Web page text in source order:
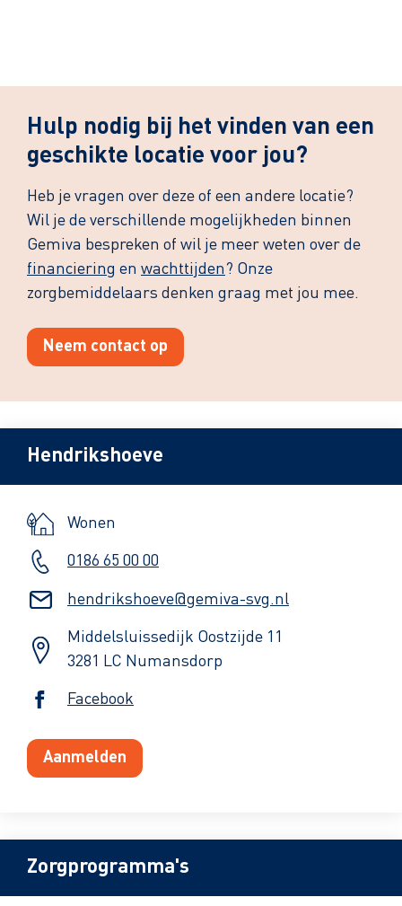
Hulp nodig bij het vinden van een
geschikte locatie voor jou?
Heb je vragen over deze of een andere locatie?
Wil je de verschillende mogelijkheden binnen
Gemiva bespreken of wil je meer weten over de
financiering en wachttijden ? Onze
zorgbemiddelaars denken graag met jou mee.
Neem contact op
Hendrikshoeve
Wonen
0186 65 00 00
hendrikshoeve@gemiva-svg.nl
Middelsluissedijk Oostzijde 11
3281 LC Numansdorp
Facebook
Aanmelden
Zorgprogramma's